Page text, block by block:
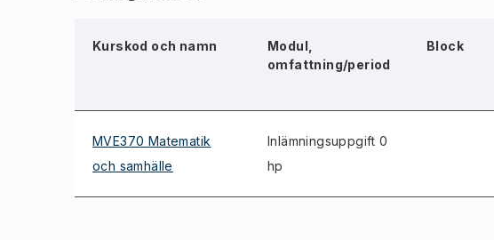
Kurskod och namn
Modul,
omfattning/period
Block
MVE370 Matematik
och samhälle
Inlämningsuppgift 0
hp